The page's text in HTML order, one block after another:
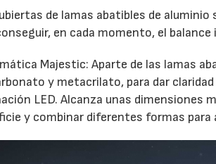
de lamas abatibles de
en cada momento, el
Majestic: Aparte de las lamas
y metacrilato, para dar
LED. Alcanza unas dimensiones
y combinar diferentes formas para